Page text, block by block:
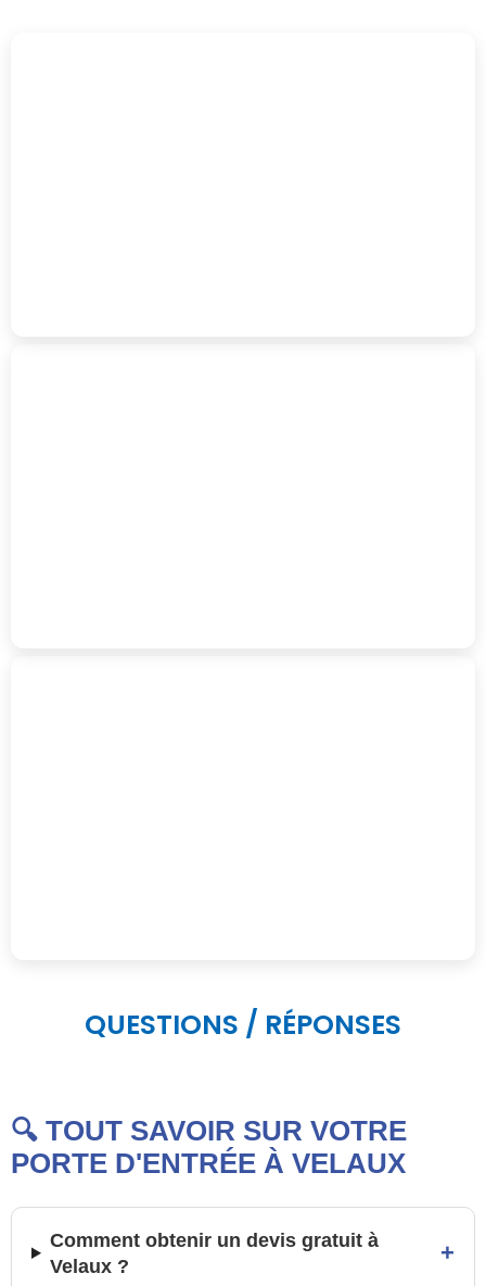
QUESTIONS / RÉPONSES
🔍 TOUT SAVOIR SUR VOTRE
PORTE D'ENTRÉE À VELAUX
Comment obtenir un devis gratuit à
Velaux ?
+